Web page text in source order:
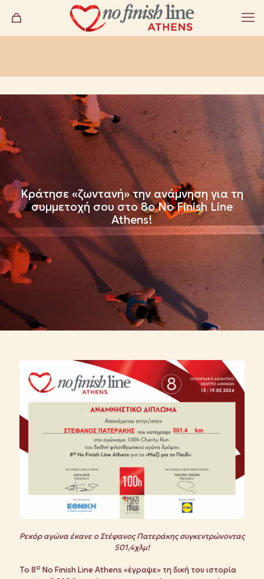
Κράτησε «ζωντανή» την ανάμνηση για τη
συμμετοχή σου στο 8ο Νο Finish Line
Athens!
Ρεκόρ αγώνα έκανε ο Στέφανος Πατεράκης συγκεντρώνοντας
501,4χλμ!
Το 8ο No Finish Line Athens «έγραψε» τη δική του ιστορία